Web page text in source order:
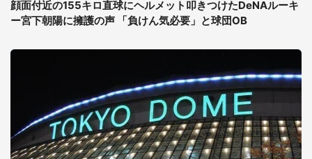
顔面付近の155キロ直球にヘルメット叩きつけたDeNAルーキ
ー宮下朝陽に擁護の声 「負けん気必要」と球団OB